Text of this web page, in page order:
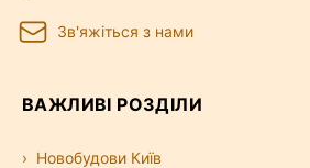
Зв'яжіться з нами
ВАЖЛИВІ РОЗДІЛИ
Новобудови Київ